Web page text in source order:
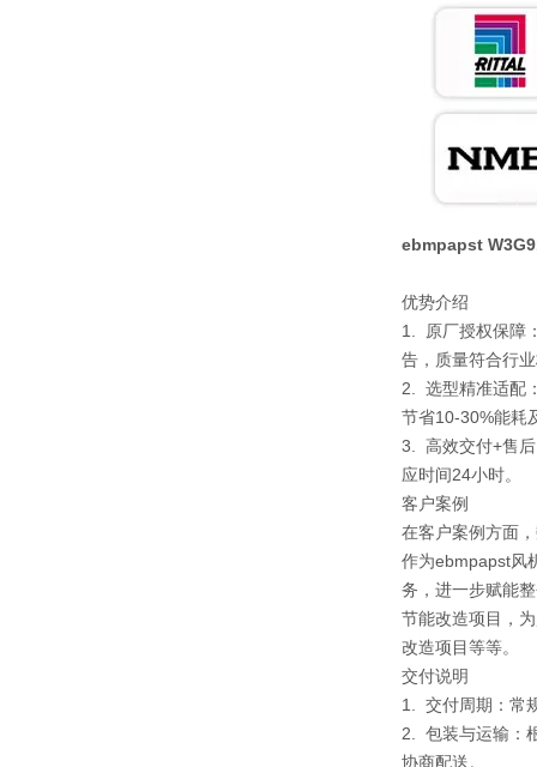
ebmpapst
优势介绍
1. 原厂授权保障
告，质量符合行
2. 选型精准适配
节省10-30%能耗
3. 高效交付+售
应时间24小时。
客户案例
在客户案例方面
作为ebmpapst风
务，进一步赋能
节能改造项目，
改造项目等等。
交付说明
1. 交付周期：常
2. 包装与运输：
协商配送。